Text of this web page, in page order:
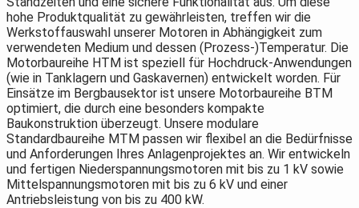
hohe Produktqualität zu gewährleisten, treffen wir die
Werkstoffauswahl unserer Motoren in Abhängigkeit zum
verwendeten Medium und dessen (Prozess-)Temperatur. Die
Motorbaureihe HTM ist speziell für Hochdruck-Anwendungen
(wie in Tanklagern und Gaskavernen) entwickelt worden. Für
Einsätze im Bergbausektor ist unsere Motorbaureihe BTM
optimiert, die durch eine besonders kompakte
Baukonstruktion überzeugt. Unsere modulare
Standardbaureihe MTM passen wir flexibel an die Bedürfnisse
und Anforderungen Ihres Anlagenprojektes an. Wir entwickeln
und fertigen Niederspannungsmotoren mit bis zu 1 kV sowie
Mittelspannungsmotoren mit bis zu 6 kV und einer
Antriebsleistung von bis zu 400 kW.